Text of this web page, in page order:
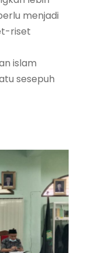
menjadi
riset
islam
sesepuh